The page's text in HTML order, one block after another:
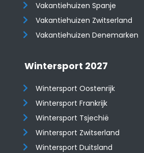
Vakantiehuizen Spanje
​​​​​​​Vakantiehuizen Zwitserland
Vakantiehuizen Denemarken
Wintersport 2027
Wintersport Oostenrijk
Wintersport Frankrijk
Wintersport Tsjechië
Wintersport Zwitserland
Wintersport Duitsland